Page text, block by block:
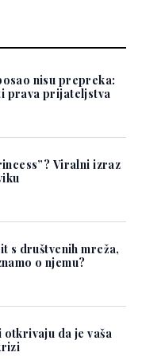
nisu prepreka:
prava prijateljstva
Viralni izraz
s društvenih mreža,
o njemu?
otkrivaju da je vaša